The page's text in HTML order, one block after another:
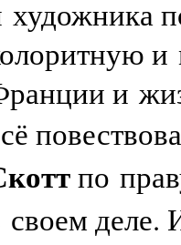
художника
и
и
по
своем деле.